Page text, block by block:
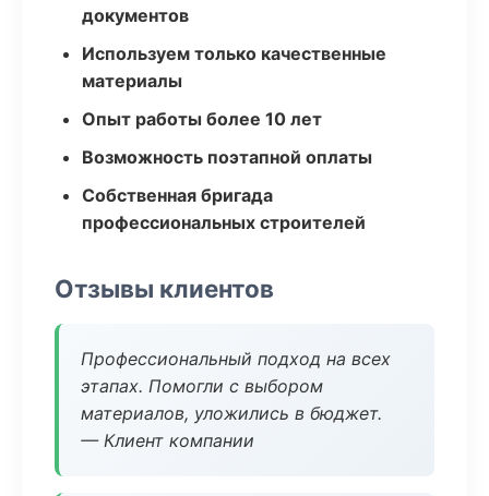
документов
Используем только качественные
материалы
Опыт работы более 10 лет
Возможность поэтапной оплаты
Собственная бригада
профессиональных строителей
Отзывы клиентов
Профессиональный подход на всех
этапах. Помогли с выбором
материалов, уложились в бюджет.
— Клиент компании